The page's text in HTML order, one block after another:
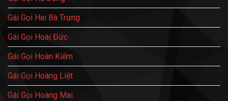
Gái Gọi Hai Bà Trưng
Gái Gọi Hoài Đức
Gái Gọi Hoàn Kiếm
Gái Gọi Hoàng Liệt
Gái Gọi Hoàng Mai